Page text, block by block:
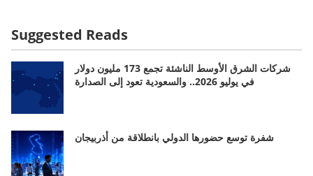
Suggested Reads
شركات الشرق الأوسط الناشئة تجمع 173 مليون دولار
في يوليو 2026.. والسعودية تعود إلى الصدارة
شفرة توسع حضورها الدولي بانطلاقة من أذربيجان